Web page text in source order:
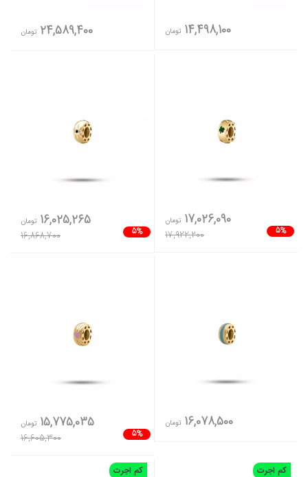
14,498,100 تومان 24,589,400 تومان
5%
17,026,090 تومان
17,922,200
5%
16,025,265 تومان
16,868,700
16,078,500 تومان
5%
15,775,035 تومان
16,605,300
کم اجرت کم اجرت